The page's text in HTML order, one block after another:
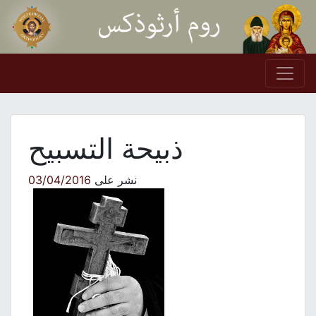
Skip to content
Main Navigation
ذبيحة التسبيح
نشر على03/04/2016